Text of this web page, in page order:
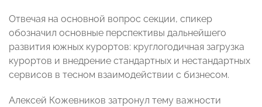
Отвечая на основной вопрос секции, спикер
обозначил основные перспективы дальнейшего
развития южных курортов: круглогодичная загрузка
курортов и внедрение стандартных и нестандартных
сервисов в тесном взаимодействии с бизнесом.
Алексей Кожевников затронул тему важности